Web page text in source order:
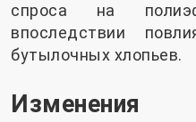
спроса на
впоследствии
бутылочных хлопьев.